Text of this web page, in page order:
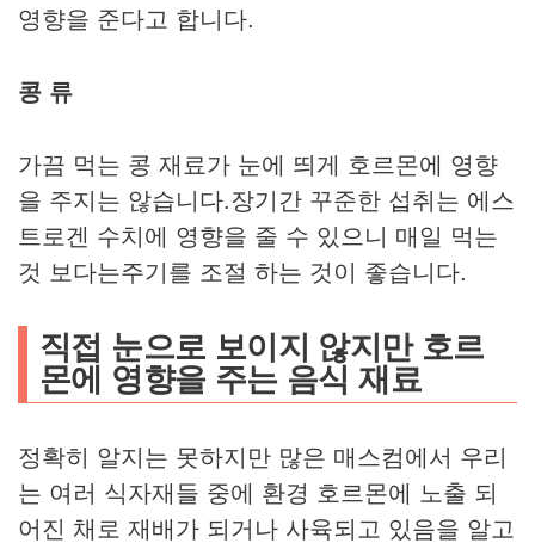
영향을 준다고 합니다.
콩 류
가끔 먹는 콩 재료가 눈에 띄게 호르몬에 영향
을 주지는 않습니다.장기간 꾸준한 섭취는 에스
트로겐 수치에 영향을 줄 수 있으니 매일 먹는
것 보다는주기를 조절 하는 것이 좋습니다.
직접 눈으로 보이지 않지만 호르
몬에 영향을 주는 음식 재료
정확히 알지는 못하지만 많은 매스컴에서 우리
는 여러 식자재들 중에 환경 호르몬에 노출 되
어진 채로 재배가 되거나 사육되고 있음을 알고